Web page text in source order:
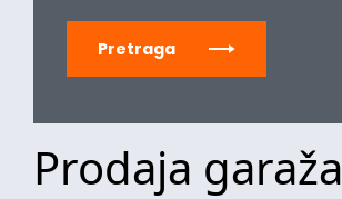
Pretraga
Prodaja garaža